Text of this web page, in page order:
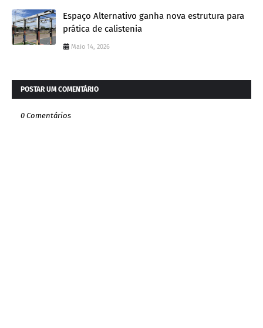
Espaço Alternativo ganha nova estrutura para
prática de calistenia
Maio 14, 2026
POSTAR UM COMENTÁRIO
0 Comentários